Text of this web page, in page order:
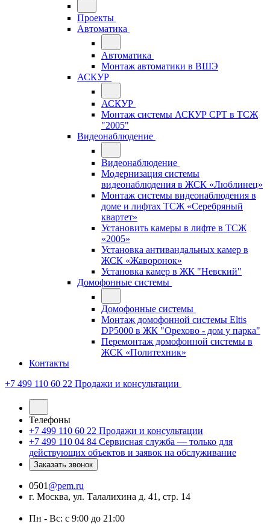
Проекты
Автоматика
Автоматика
Монтаж автоматики в ВШЭ
АСКУР
АСКУР
Монтаж системы АСКУР СРТ в ТСЖ
"2005"
Видеонаблюдение
Видеонаблюдение
Модернизация системы
видеонаблюдения в ЖСК «Люблинец»
Монтаж системы видеонаблюдения в
доме и лифтах ТСЖ «Серебряный
квартет»
Установить камеры в лифте в ТСЖ
«2005»
Установка антивандальных камер в
ЖСК «Жаворонок»
Установка камер в ЖК "Невский"
Домофонные системы
Домофонные системы
Монтаж домофонной системы Eltis
DP5000 в ЖК "Орехово - дом у парка"
Перемонтаж домофонной системы в
ЖСК «Политехник»
Контакты
+7 499 110 60 22 Продажи и консультации
Телефоны
+7 499 110 60 22 Продажи и консультации
+7 499 110 04 84 Сервисная служба — только для
действующих объектов и заявок на обслуживание
Заказать звонок
0501 @pem.ru
г. Москва, ул. Талалихина д. 41, стр. 14
Пн - Вс: с 9:00 до 21:00